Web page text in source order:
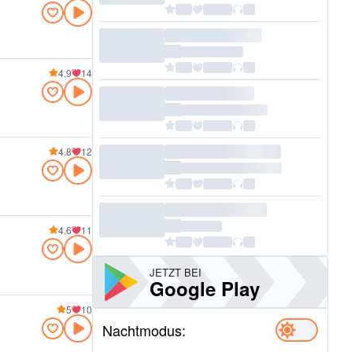
4.9 14
4.8 12
4.6 11
5 10
JETZT BEI
Google Play
Nachtmodus: